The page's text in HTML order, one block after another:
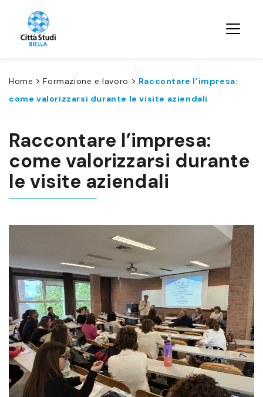
Home >Formazione e lavoro > Raccontare l’impresa:
come valorizzarsi durante le visite aziendali
Raccontare l’impresa:
come valorizzarsi durante
le visite aziendali